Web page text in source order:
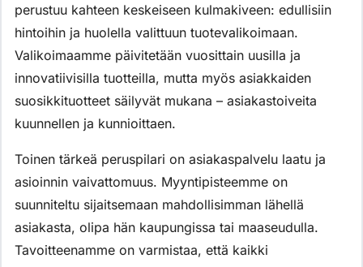
perustuu kahteen keskeiseen kulmakiveen: edullisiin
hintoihin ja huolella valittuun tuotevalikoimaan.
Valikoimaamme päivitetään vuosittain uusilla ja
innovatiivisilla tuotteilla, mutta myös asiakkaiden
suosikkituotteet säilyvät mukana – asiakastoiveita
kuunnellen ja kunnioittaen.
Toinen tärkeä peruspilari on asiakaspalvelu laatu ja
asioinnin vaivattomuus. Myyntipisteemme on
suunniteltu sijaitsemaan mahdollisimman lähellä
asiakasta, olipa hän kaupungissa tai maaseudulla.
Tavoitteenamme on varmistaa, että kaikki